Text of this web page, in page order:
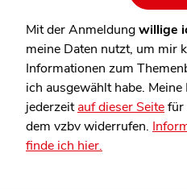
Mit der Anmeldungwillige
meine Daten nutzt, um mir
Informationen zum
ich ausgewählt habe.
jederzeitauf dieser Seitefür
dem vzbv widerrufen.
finde ich hier.